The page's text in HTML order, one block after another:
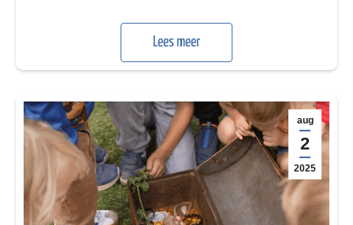
safaritochten met De Blauwe Bever te winnen bij Radio
M en staat de blauwe Bever weer elke dag in de
https://www.rtvutrecht.nl/omroep/3739984/speel-mee-
op-radio-m-utrecht-en-win-een-safaritocht…
Lees meer
aug
2
2025